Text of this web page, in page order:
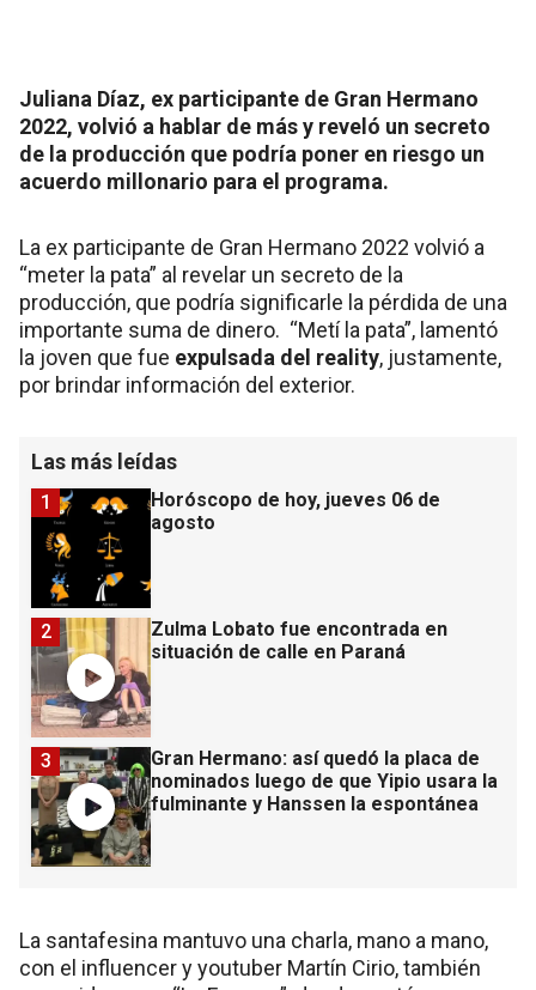
Juliana Díaz, ex participante de Gran Hermano
2022, volvió a hablar de más y reveló un secreto
de la producción que podría poner en riesgo un
acuerdo millonario para el programa.
La ex participante de Gran Hermano 2022 volvió a
“meter la pata” al revelar un secreto de la
producción, que podría significarle la pérdida de una
importante suma de dinero. “Metí la pata”, lamentó
la joven que fue expulsada del reality, justamente,
por brindar información del exterior.
Las más leídas
Horóscopo de hoy, jueves 06 de
agosto
1
Zulma Lobato fue encontrada en
situación de calle en Paraná
2
Gran Hermano: así quedó la placa de
nominados luego de que Yipio usara la
fulminante y Hanssen la espontánea
3
La santafesina mantuvo una charla, mano a mano,
con el influencer y youtuber Martín Cirio, también